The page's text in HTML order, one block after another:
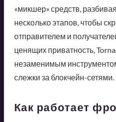
«микшер» средств,
несколько этапов, чтобы
отправителем и
ценящих приватность,
незаменимым
слежки за блокчейн-сетями.
Как работает